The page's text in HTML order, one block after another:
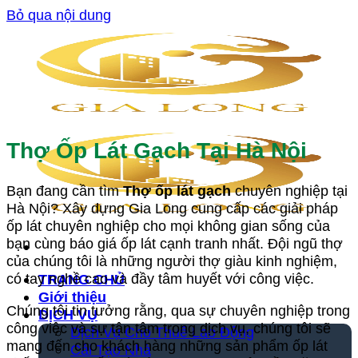
Bỏ qua nội dung
TRANG CHỦ
Giới thiệu
DỊCH VỤ
Dịch Vụ Cho Thuê Lao Động
Cải Tạo Nhà
Thợ Ốp Lát Gạch Tại Hà Nội
Bạn đang cần tìmThợ ốp lát gạchchuyên nghiệp tại
Hà Nội? Xây dựng Gia Long cung cấp các giải pháp
ốp lát chuyên nghiệp cho mọi không gian sống của
bạn cùng báo giá ốp lát cạnh tranh nhất. Đội ngũ thợ
của chúng tôi là những người thợ giàu kinh nghiệm,
có tay nghề cao và đầy tâm huyết với công việc.
Chúng tôi tin tưởng rằng, qua sự chuyên nghiệp trong
công việc và sự tận tâm trong dịch vụ, chúng tôi sẽ
mang đến cho khách hàng những sản phẩm ốp lát